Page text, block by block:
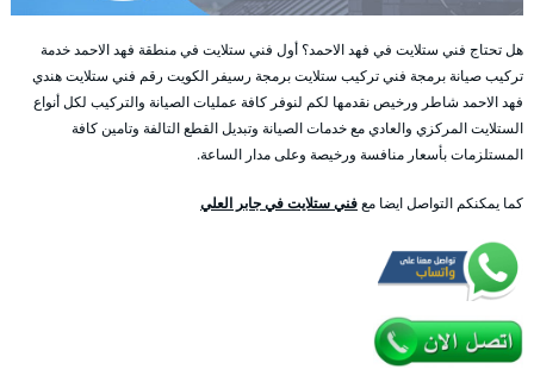
هل تحتاج فني ستلايت في فهد الاحمد؟ أول فني ستلايت في منطقة فهد الاحمد خدمة
تركيب صيانة برمجة فني تركيب ستلايت برمجة رسيفر الكويت رقم فني ستلايت هندي
فهد الاحمد شاطر ورخيص نقدمها لكم لنوفر كافة عمليات الصيانة والتركيب لكل أنواع
الستلايت المركزي والعادي مع خدمات الصيانة وتبديل القطع التالفة وتامين كافة
المستلزمات بأسعار منافسة ورخيصة وعلى مدار الساعة.
كما يمكنكم التواصل ايضا معفني ستلايت في جابر العلي